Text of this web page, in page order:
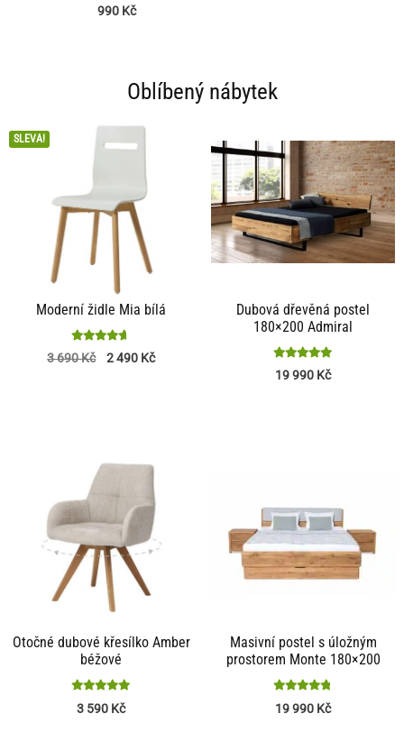
990 Kč
Oblíbený nábytek
SLEVA!
Moderní židle Mia bílá
Hodnocení
3 690Kč 2 490 Kč
Dubová dřevěná postel
180×200 Admiral
Hodnocení
19 990 Kč
Otočné dubové křesílko Amber
béžové
Hodnocení
3 590 Kč
Masivní postel s úložným
prostorem Monte 180×200
Hodnocení
19 990 Kč